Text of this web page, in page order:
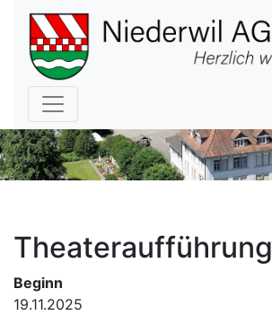
Hauptnavigation
Theateraufführung
Beginn
19.11.2025